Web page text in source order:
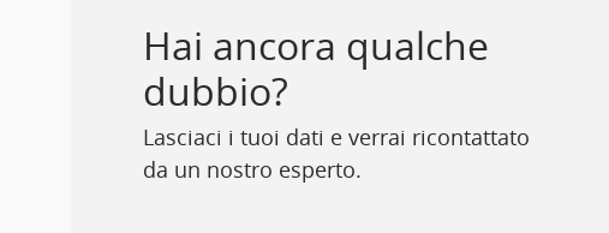
Hai ancora qualche
dubbio?
Lasciaci i tuoi dati e verrai ricontattato
da un nostro esperto.